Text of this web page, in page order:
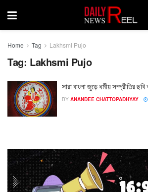
Home Tag Lakhsmi Pujo
Tag: Lakhsmi Pujo
সারা বাংলা জুড়ে ধর্মীয় সম্প্রীতির
BY ANANDEE CHATTOPADHYAY